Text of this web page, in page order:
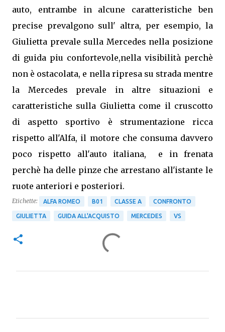
auto, entrambe in alcune caratteristiche ben
precise prevalgono sull' altra, per esempio, la
Giulietta prevale sulla Mercedes nella posizione
di guida piu confortevole,nella visibilità perchè
non è ostacolata, e nella ripresa su strada mentre
la Mercedes prevale in altre situazioni e
caratteristiche sulla Giulietta come il cruscotto
di aspetto sportivo è strumentazione ricca
rispetto all'Alfa, il motore che consuma davvero
poco rispetto all'auto italiana, e in frenata
perchè ha delle pinze che arrestano all'istante le
ruote anteriori e posteriori.
Etichette: ALFA ROMEO B01 CLASSE A CONFRONTO
GIULIETTA GUIDA ALL'ACQUISTO MERCEDES VS
m